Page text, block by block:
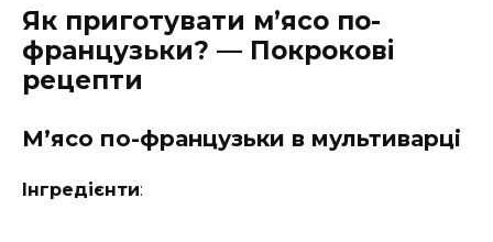
Як приготувати м’ясо по-
французьки? — Покрокові
рецепти
М’ясо по-французьки в мультиварці
Інгредієнти: